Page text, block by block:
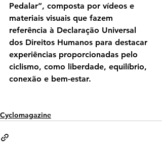
Pedalar”, composta por vídeos e
materiais visuais que fazem
referência à Declaração Universal
dos Direitos Humanos para destacar
experiências proporcionadas pelo
ciclismo, como liberdade, equilíbrio,
conexão e bem-estar.
Cyclomagazine